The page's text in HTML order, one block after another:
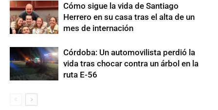
Cómo sigue la vida de Santiago
Herrero en su casa tras el alta de un
mes de internación
Córdoba: Un automovilista perdió la
vida tras chocar contra un árbol en la
ruta E-56